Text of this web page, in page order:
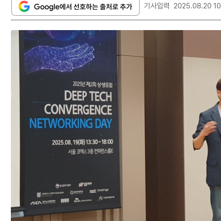
기사입력 2025.08.20